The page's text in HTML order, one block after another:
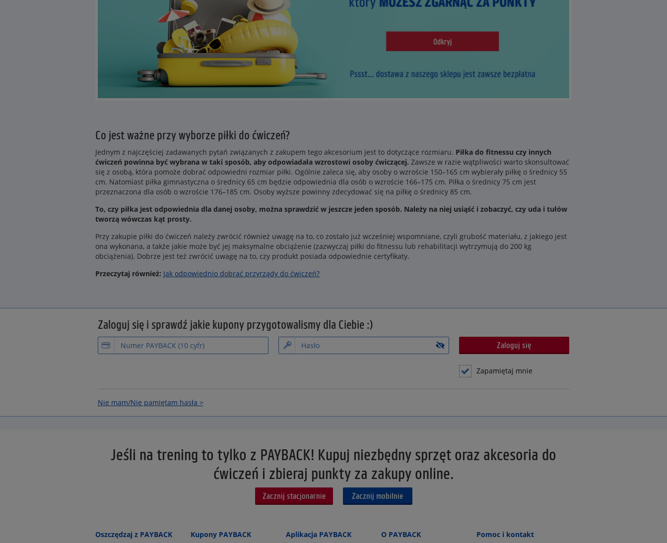
Co jest ważne przy wyborze piłki do ćwiczeń?
Jednym z najczęściej zadawanych pytań związanych z zakupem tego akcesorium jest to dotyczące rozmiaru. Piłka do fitnessu czy innych
ćwiczeń powinna być wybrana w taki sposób, aby odpowiadała wzrostowi osoby ćwiczącej. Zawsze w razie wątpliwości warto skonsultować
się z osobą, która pomoże dobrać odpowiedni rozmiar piłki. Ogólnie zaleca się, aby osoby o wzroście 150–165 cm wybierały piłkę o średnicy 55
cm. Natomiast piłka gimnastyczna o średnicy 65 cm będzie odpowiednia dla osób o wzroście 166–175 cm. Piłka o średnicy 75 cm jest
przeznaczona dla osób o wzroście 176–185 cm. Osoby wyższe powinny zdecydować się na piłkę o średnicy 85 cm.
To, czy piłka jest odpowiednia dla danej osoby, można sprawdzić w jeszcze jeden sposób. Należy na niej usiąść i zobaczyć, czy uda i tułów
tworzą wówczas kąt prosty.
Przy zakupie piłki do ćwiczeń należy zwrócić również uwagę na to, co zostało już wcześniej wspomniane, czyli grubość materiału, z jakiego jest
ona wykonana, a także jakie może być jej maksymalne obciążenie (zazwyczaj piłki do fitnessu lub rehabilitacji wytrzymują do 200 kg
obciążenia). Dobrze jest też zwrócić uwagę na to, czy produkt posiada odpowiednie certyfikaty.
Przeczytaj również: Jak odpowiednio dobrać przyrządy do ćwiczeń?
Zaloguj się i sprawdź jakie kupony przygotowalismy dla Ciebie :)
Zapamiętaj mnie
Nie mam/Nie pamiętam hasła >
Jeśli na trening to tylko z PAYBACK! Kupuj niezbędny sprzęt oraz akcesoria do
ćwiczeń i zbieraj punkty za zakupy online.
Zacznij stacjonarnie Zacznij mobilnie
Oszczędzaj z PAYBACK Kupony PAYBACK Aplikacja PAYBACK O PAYBACK Pomoc i kontakt